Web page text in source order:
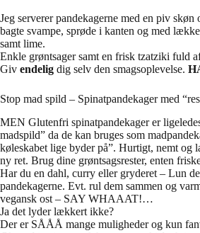
Jeg serverer pandekagerne med en piv skøn
bagte svampe, sprøde i kanten og med
samt lime.
Enkle grøntsager samt en frisk tzatziki fuld
Giv endelig dig selv den smagsoplevelse.
Stop mad spild – Spinatpandekager med
MEN Glutenfri spinatpandekager er
madspild” da de kan bruges som
køleskabet lige byder på”. Hurtigt, nemt og
ny ret. Brug dine grøntsagsrester, enten
Har du en dahl, curry eller gryderet – Lun
pandekagerne. Evt. rul dem sammen og
vegansk ost – SAY WHAAAT!…
Ja det lyder lækkert ikke?
Der er SÅÅÅ mange muligheder og kun